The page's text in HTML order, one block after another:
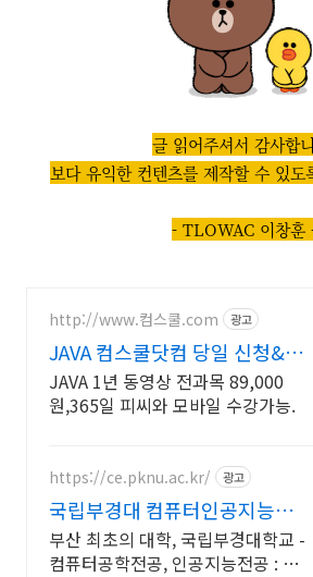
글 읽어주셔서 감사합
보다 유익한 컨텐츠를 제작할 수 있도
- TLOWAC 이창훈
http://www.컴스쿨.com 광고
JAVA 컴스쿨닷컴 당일 신청&결
제시 기프티콘!
JAVA 1년 동영상 전과목 89,000
원,365일 피씨와 모바일 수강가능.
https://ce.pknu.ac.kr/ 광고
국립부경대 컴퓨터인공지능학
부
부산 최초의 대학, 국립부경대학교 -
컴퓨터공학전공, 인공지능전공 : 과